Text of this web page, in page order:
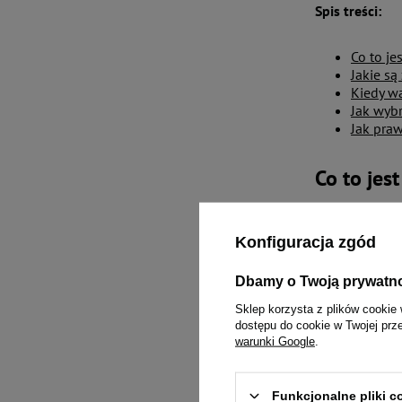
Spis treści:
Co to
Jakie
Kiedy
Jak
Jak
Co to
Dieta
Dla
Zwierzęca
dokładniej
przypadku
Dieta
Konfiguracja zgód
Dbamy o Twoją
Sklep korzysta z plików cookie
dostępu do cookie w Twojej
warunki Google
Funkcjonalne pliki